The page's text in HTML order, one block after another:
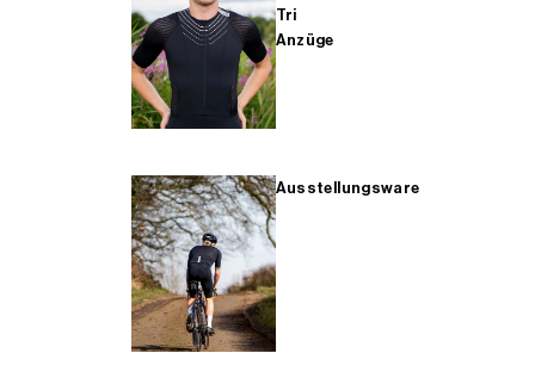
Tri
Anzüge
Ausstellungsware